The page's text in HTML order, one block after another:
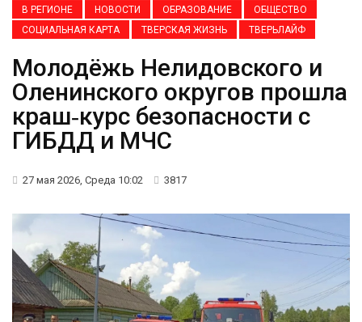
В РЕГИОНЕ НОВОСТИ ОБРАЗОВАНИЕ
ОБЩЕСТВО
СОЦИАЛЬНАЯ КАРТА
ТВЕРСКАЯ ЖИЗНЬ ТВЕРЬЛАЙФ
Молодёжь Нелидовского и
Оленинского округов прошла
краш‑курс безопасности с
ГИБДД и МЧС
27 мая 2026, Среда 10:02 3817